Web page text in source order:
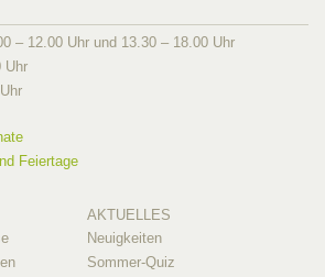
– 12.00 Uhr und 13.30 – 18.00 Uhr
Uhr
Feiertage
AKTUELLES
Neuigkeiten
Sommer-Quiz